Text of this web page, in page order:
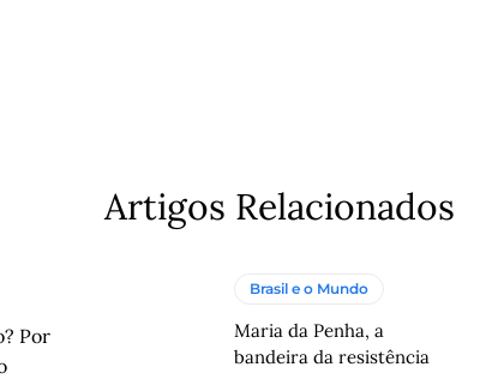
Por
Artigos Relacionados
Brasil e o Mundo
Maria da Penha, a
bandeira da resistência